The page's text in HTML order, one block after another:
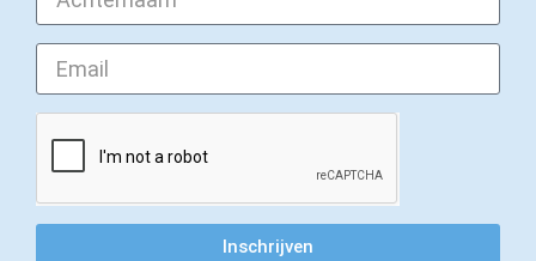
Inschrijven